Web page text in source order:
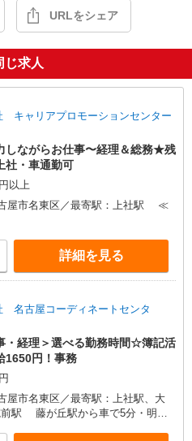
URLをシェア
じ求人
キャリアプロモーションセンター
しながらお仕事〜経理＆総務★残
社・車通勤可
以上
屋市名東区／最寄駅：上社駅 ≪
詳細を見る
名古屋コーディネートセンタ
・経理＞選べる勤務時間☆簿記活
1650円！事務
屋市名東区／最寄駅：上社駅、大
前駅 藤が丘駅から車で5分・明徳